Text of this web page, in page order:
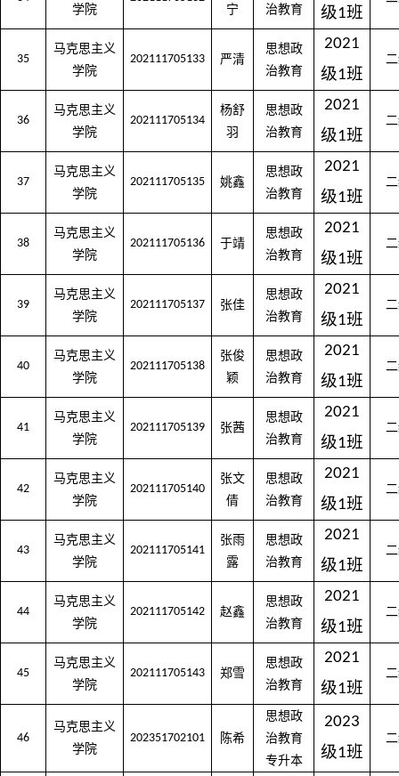
学院
宁
治教育 级1班
35
马克思主义
学院
202111705133 严清
思想政
治教育
2021
级1班
36
马克思主义
学院
202111705134
杨舒
羽
思想政
治教育
2021
级1班
37
马克思主义
学院
202111705135 姚鑫
思想政
治教育
2021
级1班
38
马克思主义
学院
202111705136 于靖
思想政
治教育
2021
级1班
39
马克思主义
学院
202111705137 张佳
思想政
治教育
2021
级1班
40
马克思主义
学院
202111705138
张俊
颖
思想政
治教育
2021
级1班
41
马克思主义
学院
202111705139 张茜
思想政
治教育
2021
级1班
42
马克思主义
学院
202111705140
张文
倩
思想政
治教育
2021
级1班
43
马克思主义
学院
202111705141
张雨
露
思想政
治教育
2021
级1班
44
马克思主义
学院
202111705142 赵鑫
思想政
治教育
2021
级1班
45
马克思主义
学院
202111705143 郑雪
思想政
治教育
2021
级1班
46
马克思主义
学院
202351702101 陈希
思想政
治教育
专升本
2023
级1班